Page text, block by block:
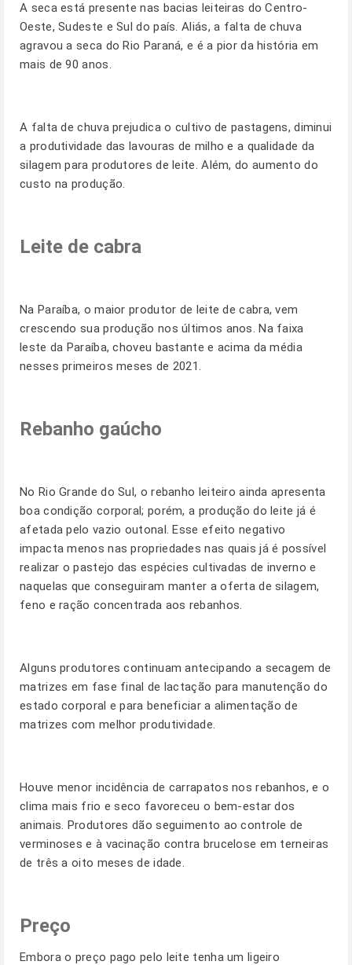
A seca está presente nas bacias leiteiras do Centro-
Oeste, Sudeste e Sul do país. Aliás, a falta de chuva
agravou a seca do Rio Paraná, e é a pior da história em
mais de 90 anos.
A falta de chuva prejudica o cultivo de pastagens, diminui
a produtividade das lavouras de milho e a qualidade da
silagem para produtores de leite. Além, do aumento do
custo na produção.
Leite de cabra
Na Paraíba, o maior produtor de leite de cabra, vem
crescendo sua produção nos últimos anos. Na faixa
leste da Paraíba, choveu bastante e acima da média
nesses primeiros meses de 2021.
Rebanho gaúcho
No Rio Grande do Sul, o rebanho leiteiro ainda apresenta
boa condição corporal; porém, a produção do leite já é
afetada pelo vazio outonal. Esse efeito negativo
impacta menos nas propriedades nas quais já é possível
realizar o pastejo das espécies cultivadas de inverno e
naquelas que conseguiram manter a oferta de silagem,
feno e ração concentrada aos rebanhos.
Alguns produtores continuam antecipando a secagem de
matrizes em fase final de lactação para manutenção do
estado corporal e para beneficiar a alimentação de
matrizes com melhor produtividade.
Houve menor incidência de carrapatos nos rebanhos, e o
clima mais frio e seco favoreceu o bem-estar dos
animais. Produtores dão seguimento ao controle de
verminoses e à vacinação contra brucelose em terneiras
de três a oito meses de idade.
Preço
Embora o preço pago pelo leite tenha um ligeiro